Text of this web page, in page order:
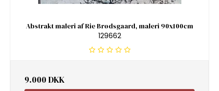
Abstrakt maleri af Rie Brødsgaard, maleri 90x100cm
129662
9.000 DKK